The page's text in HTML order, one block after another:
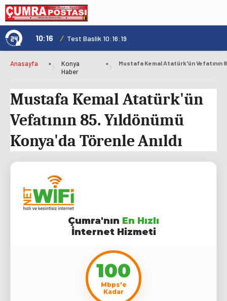
10:16 / Test Baslik 10:16:19
Anasayfa »
Konya
Haber
»
Mustafa Kemal Atatürk'ün
Vefatının 85. Yıldönümü
Konya'da Törenle Anıldı
Çumra'nın En Hızlı
İnternet Hizmeti
100
Mbps'e
Kadar